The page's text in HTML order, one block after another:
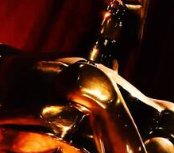
की राह दुनियाभर के
ऑस्कर समारोह को
समारोह को रद्द किया